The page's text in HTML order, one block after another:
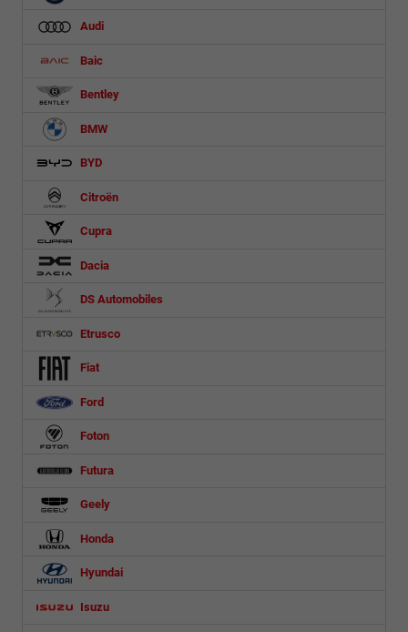
Audi
Baic
Bentley
BMW
BYD
Citroën
Cupra
Dacia
DS Automobiles
Etrusco
Fiat
Ford
Foton
Futura
Geely
Honda
Hyundai
Isuzu